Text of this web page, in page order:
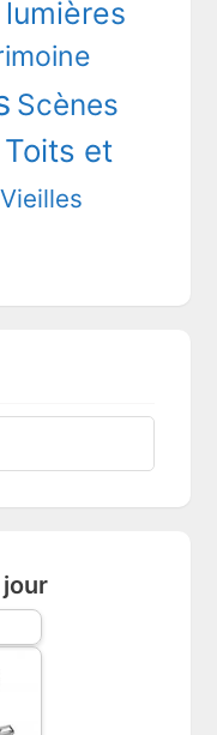
Scènes
Toits et
Vieilles